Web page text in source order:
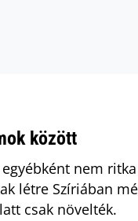
között
nem
létre Szíriában
csak növelték.